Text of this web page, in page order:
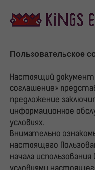
Пользовательское
Настоящий документ
соглашение»
предложение
информационное
условиях.
Внимательно
настоящего
начала
условиями